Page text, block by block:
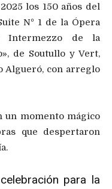
los 150 años del
Nº 1 de la Ópera
Intermezzo de la
de Soutullo y Vert,
Algueró, con arreglo
un momento mágico
que despertaron
para la